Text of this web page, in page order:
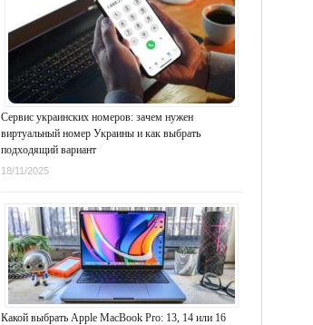
Сервис украинских номеров: зачем нужен
виртуальный номер Украины и как выбрать
подходящий вариант
18/11/2025
Какой выбрать Apple MacBook Pro: 13, 14 или 16